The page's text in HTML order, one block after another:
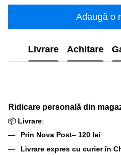
Adaugă o
Livrare Achitare
Ridicare personală din
📦 Livrare:
Prin Nova Post– 120 lei
Livrare expres cu curier în